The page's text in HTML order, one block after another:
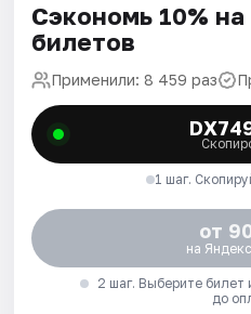
Сэкономь 10% на
билетов
Применили: 8 459 раз
1 шаг.
от
на
2 шаг. Выберите
до